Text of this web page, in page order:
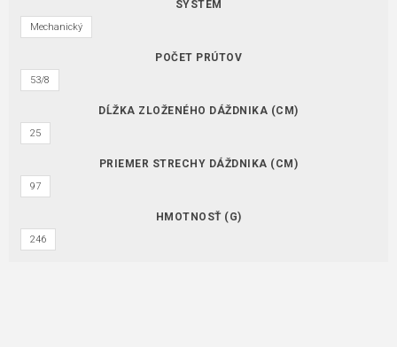
SYSTÉM
Mechanický
POČET PRÚTOV
53/8
DĹŽKA ZLOŽENÉHO DÁŽDNIKA (CM)
25
PRIEMER STRECHY DÁŽDNIKA (CM)
97
HMOTNOSŤ (G)
246